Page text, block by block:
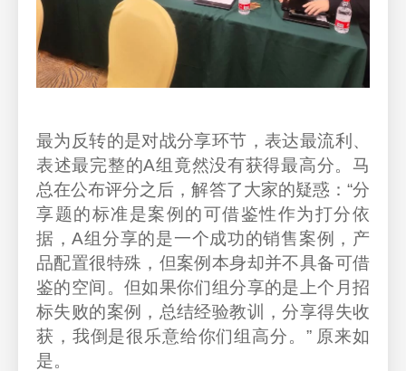
最为反转的是对战分享环节，表达最流利、
表述最完整的A组竟然没有获得最高分。马
总在公布评分之后，解答了大家的疑惑：“分
享题的标准是案例的可借鉴性作为打分依
据，A组分享的是一个成功的销售案例，产
品配置很特殊，但案例本身却并不具备可借
鉴的空间。但如果你们组分享的是上个月招
标失败的案例，总结经验教训，分享得失收
获，我倒是很乐意给你们组高分。” 原来如
是。